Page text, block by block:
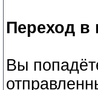
Переход в
Вы